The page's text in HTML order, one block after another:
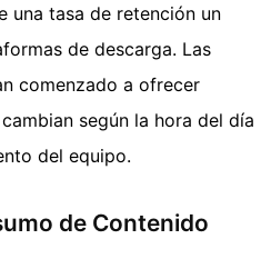
una tasa de retención un
de descarga. Las
comenzado a ofrecer
según la hora del día
del equipo.
de Contenido